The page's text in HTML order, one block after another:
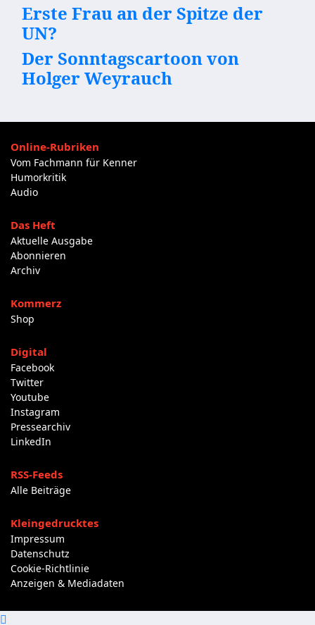
Erste Frau an der Spitze der
UN?
Der Sonntagscartoon von
Holger Weyrauch
Online-Rubriken
Vom Fachmann für Kenner
Humorkritik
Audio
Das Heft
Aktuelle Ausgabe
Abonnieren
Archiv
Kommerz
Shop
Digital
Facebook
Twitter
Youtube
Instagram
Pressearchiv
LinkedIn
RSS-Feeds
Alle Beiträge
Kleingedrucktes
Impressum
Datenschutz
Cookie-Richtlinie
Anzeigen & Mediadaten